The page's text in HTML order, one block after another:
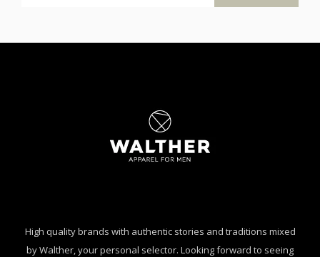
High quality brands with authentic stories and traditions mixed
by Walther, your personal selector. Looking forward to seeing